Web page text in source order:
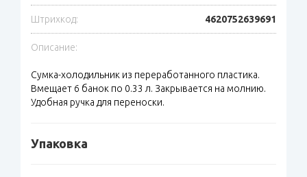
Штрихкод: 4620752639691
Описание:
Сумка-холодильник из переработанного пластика.
Вмещает 6 банок по 0.33 л. Закрывается на молнию.
Удобная ручка для переноски.
Упаковка